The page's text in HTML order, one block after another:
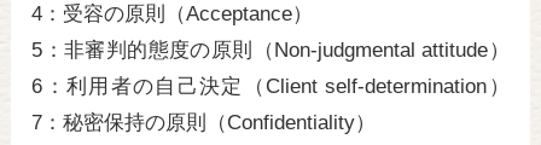
4：受容の原則（Acceptance）
5：非審判的態度の原則（Non-judgmental attitude）
6：利用者の自己決定（Client self-determination）
7：秘密保持の原則（Confidentiality）